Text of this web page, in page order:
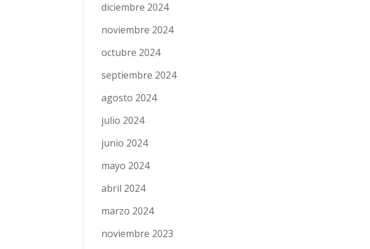
diciembre 2024
noviembre 2024
octubre 2024
septiembre 2024
agosto 2024
julio 2024
junio 2024
mayo 2024
abril 2024
marzo 2024
noviembre 2023